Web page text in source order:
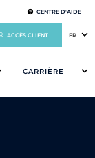
CENTRE D'AIDE
ACCÈS CLIENT FR
CARRIÈRE